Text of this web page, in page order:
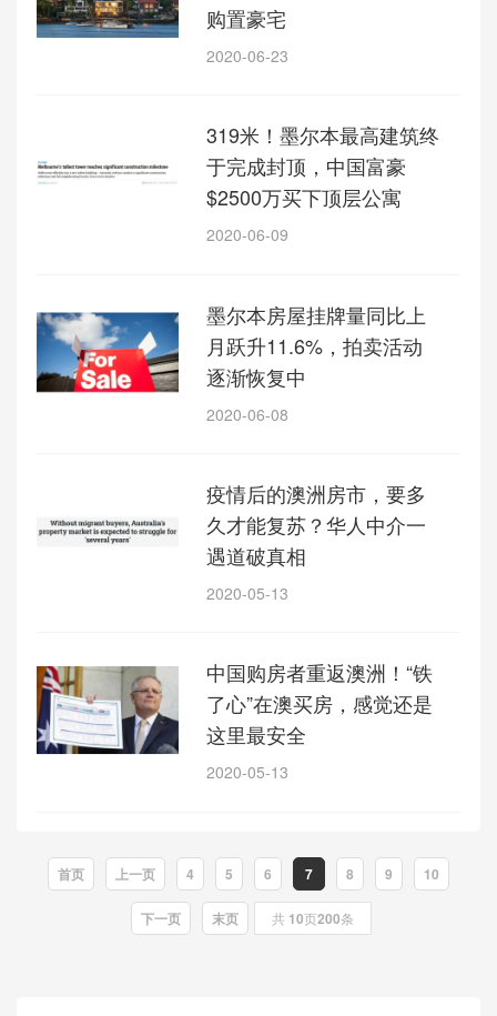
购置豪宅
2020-06-23
319米！墨尔本最高建筑终
于完成封顶，中国富豪
$2500万买下顶层公寓
2020-06-09
墨尔本房屋挂牌量同比上
月跃升11.6%，拍卖活动
逐渐恢复中
2020-06-08
疫情后的澳洲房市，要多
久才能复苏？华人中介一
遇道破真相
2020-05-13
中国购房者重返澳洲！“铁
了心”在澳买房，感觉还是
这里最安全
2020-05-13
首页 上一页 4 5 6 7 8 9 10
下一页 末页 共 10页200条